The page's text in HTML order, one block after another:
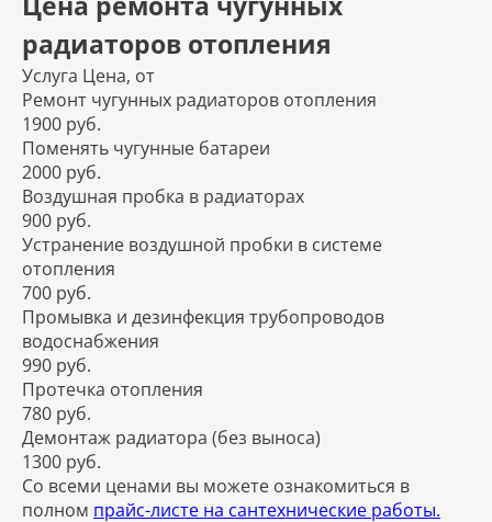
радиаторов отопления
Услуга Цена, от
Ремонт чугунных радиаторов отопления
1900 руб.
Поменять чугунные батареи
2000 руб.
Воздушная пробка в радиаторах
900 руб.
Устранение воздушной пробки в системе
отопления
700 руб.
Промывка и дезинфекция трубопроводов
водоснабжения
990 руб.
Протечка отопления
780 руб.
Демонтаж радиатора (без выноса)
1300 руб.
Со всеми ценами вы можете ознакомиться в
полном прайс-листе на сантехнические работы.